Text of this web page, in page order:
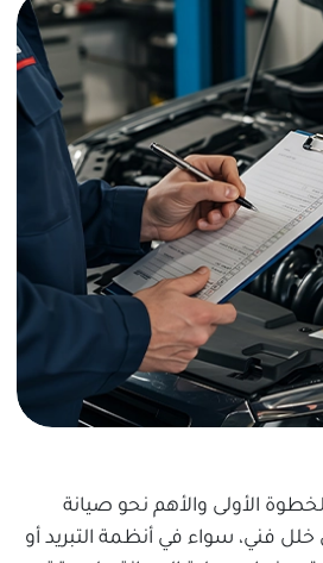
الأولى والأهم نحو صيانة
فني، سواء في أنظمة التبريد أو